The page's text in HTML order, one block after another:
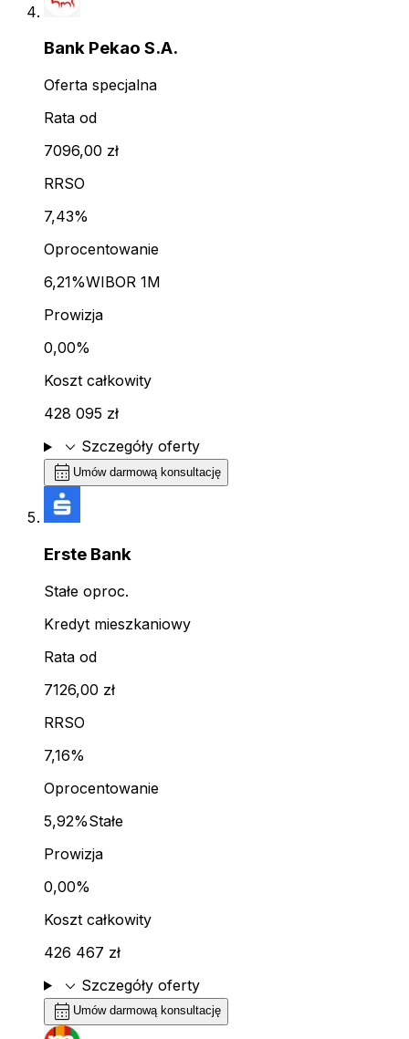
Bank Pekao S.A.
Oferta specjalna
Rata od
7096,00 zł
RRSO
7,43%
Oprocentowanie
6,21%WIBOR 1M
Prowizja
0,00%
Koszt całkowity
428 095 zł
expand_more Szczegóły oferty
calendar_month Umów darmową konsultację
Erste Bank
Stałe oproc.
Kredyt mieszkaniowy
Rata od
7126,00 zł
RRSO
7,16%
Oprocentowanie
5,92%Stałe
Prowizja
0,00%
Koszt całkowity
426 467 zł
expand_more Szczegóły oferty
calendar_month Umów darmową konsultację